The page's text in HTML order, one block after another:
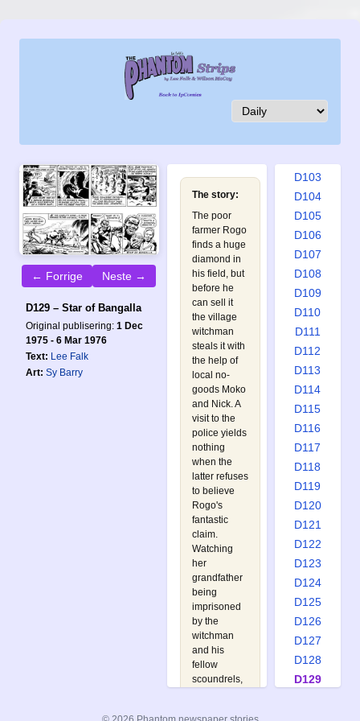
← Forrige Neste →
D129 – Star of Bangalla
Original publisering: 1 Dec
1975 - 6 Mar 1976
Text: Lee Falk
Art: Sy Barry
The story:
The poor
farmer Rogo
finds a huge
diamond in
his field, but
before he
can sell it
the village
witchman
steals it with
the help of
local no-
goods Moko
and Nick. A
visit to the
police yields
nothing
when the
latter refuses
to believe
Rogo's
fantastic
claim.
Watching
her
grandfather
being
imprisoned
by the
witchman
and his
fellow
scoundrels,
D096
D099
D103
D104
D105
D106
D107
D108
D109
D110
D111
D112
D113
D114
D115
D116
D117
D118
D119
D120
D121
D122
D123
D124
D125
D126
D127
D128
D129